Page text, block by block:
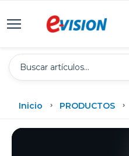
Inicio PRODUCTOS